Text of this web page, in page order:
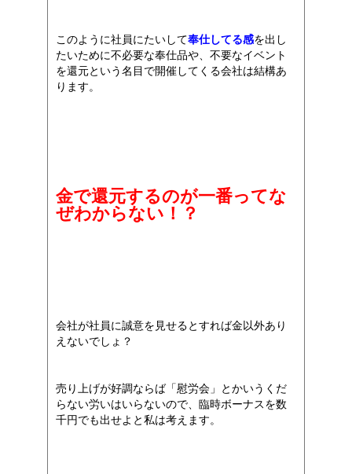
このように社員にたいして奉仕してる感を出し
たいために不必要な奉仕品や、不要なイベント
を還元という名目で開催してくる会社は結構あ
ります。
金で還元するのが一番ってな
ぜわからない！？
会社が社員に誠意を見せるとすれば金以外あり
えないでしょ？
売り上げが好調ならば「慰労会」とかいうくだ
らない労いはいらないので、臨時ボーナスを数
千円でも出せよと私は考えます。